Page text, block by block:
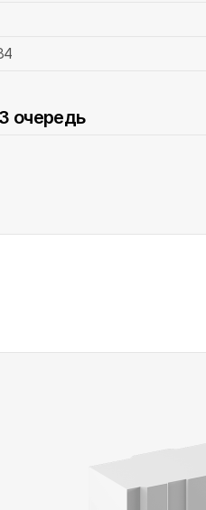
0
очередь